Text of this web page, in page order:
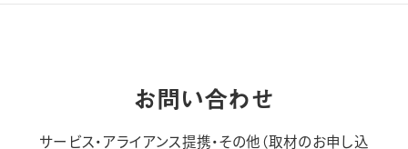
お問い合わせ
サービス・アライアンス提携・その他（取材のお申し込